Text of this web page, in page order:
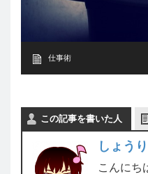
仕事術
この記事を書いた人
しょうり
こんにち